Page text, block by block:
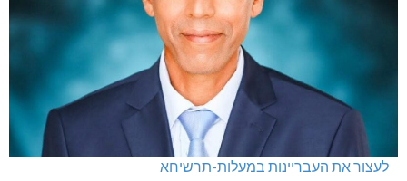
לעצור את העבריינות במעלות-תרשיחא